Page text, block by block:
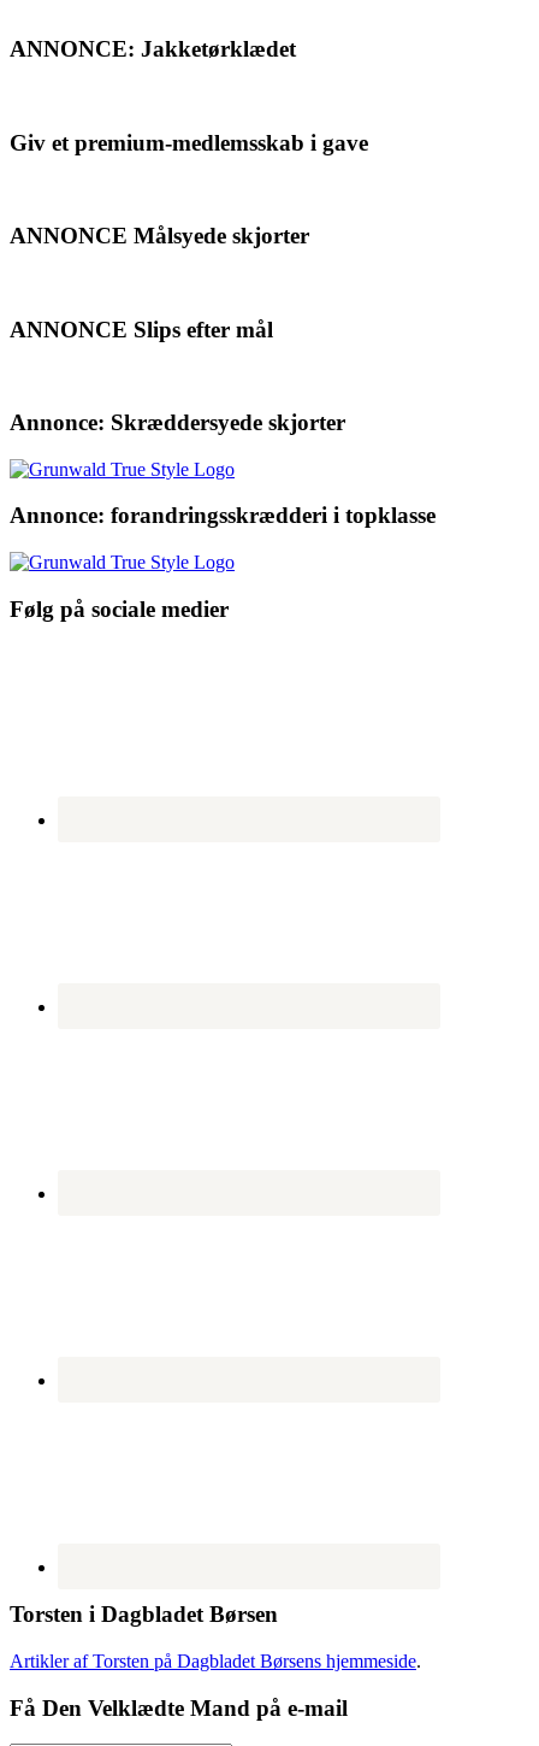
ANNONCE: Jakketørklædet
Giv et premium-medlemsskab i gave
ANNONCE Målsyede skjorter
ANNONCE Slips efter mål
Annonce: Skræddersyede skjorter
Annonce: forandringsskrædderi i topklasse
Følg på sociale medier
Torsten i Dagbladet Børsen
Artikler af Torsten på Dagbladet Børsens hjemmeside.
Få Den Velklædte Mand på e-mail